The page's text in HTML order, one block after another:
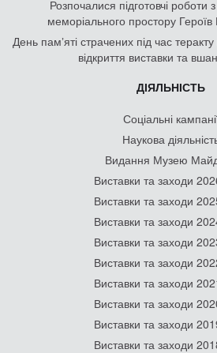
Розпочалися підготовчі роботи
меморіального простору Героїв
День памʼяті страчених під час
відкриття виставки та
ДІЯЛЬНІСТЬ
Соціальні
Наукова
Видання Музею
Виставки та заходи
Виставки та заходи
Виставки та заходи
Виставки та заходи
Виставки та заходи
Виставки та заходи
Виставки та заходи
Виставки та заходи
Виставки та заходи